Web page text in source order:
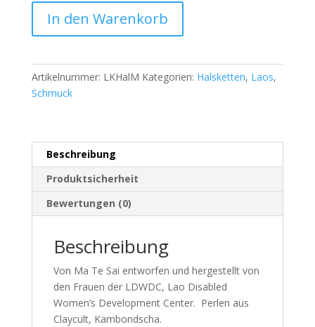
In den Warenkorb
Artikelnummer: LKHalM Kategorien: Halsketten, Laos,
Schmuck
Beschreibung
Produktsicherheit
Bewertungen (0)
Beschreibung
Von Ma Te Sai entworfen und hergestellt von
den Frauen der LDWDC, Lao Disabled
Women’s Development Center. Perlen aus
Claycult, Kambondscha.